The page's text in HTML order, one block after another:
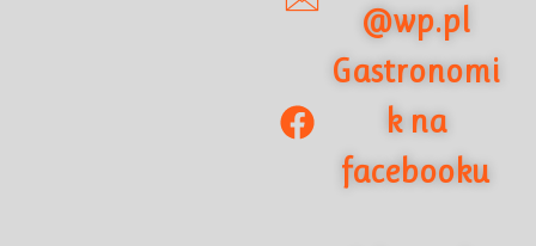
@wp.pl
Gastronomi
k na
facebooku